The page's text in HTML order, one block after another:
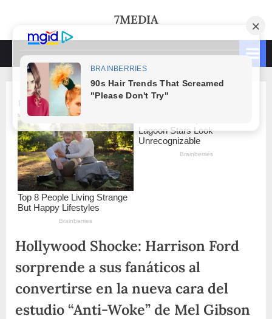
content
7MEDIA
Hollywood Shocke: Harrison Ford
sorprende a sus fanáticos al
convertirse en la nueva cara del
estudio “Anti-Woke” de Mel Gibson